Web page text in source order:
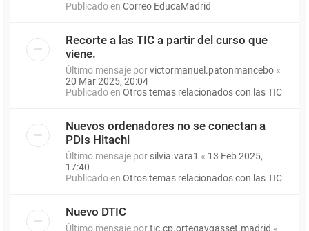
Publicado en Correo EducaMadrid
Recorte a las TIC a partir del curso que
viene.
Último mensaje porvictormanuel.patonmancebo «
20 Mar 2025, 20:04
Publicado en Otros temas relacionados con las TIC
Nuevos ordenadores no se conectan a
PDIs Hitachi
Último mensaje por silvia.vara1 « 13 Feb 2025,
17:40
Publicado en Otros temas relacionados con las TIC
Nuevo DTIC
Último mensaje portic.cp.ortegaygasset.madrid «